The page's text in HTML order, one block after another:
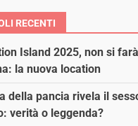
RECENTI
Island 2025, non si
la nuova location
della pancia rivela il
verità o leggenda?